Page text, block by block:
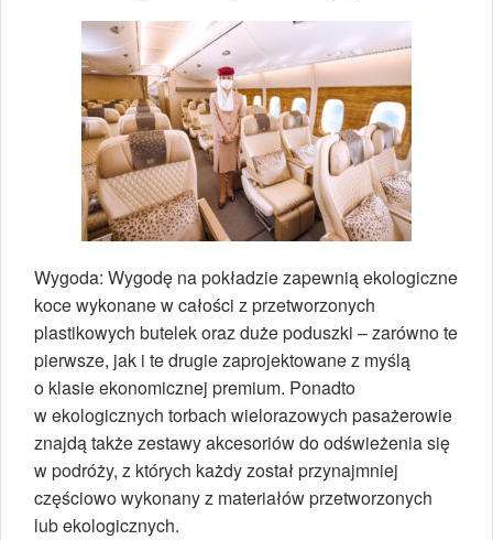
Wygoda: Wygodę na pokładzie zapewnią ekologiczne
koce wykonane w całości z przetworzonych
plastikowych butelek oraz duże poduszki – zarówno te
pierwsze, jak i te drugie zaprojektowane z myślą
o klasie ekonomicznej premium. Ponadto
w ekologicznych torbach wielorazowych pasażerowie
znajdą także zestawy akcesoriów do odświeżenia się
w podróży, z których każdy został przynajmniej
częściowo wykonany z materiałów przetworzonych
lub ekologicznych.